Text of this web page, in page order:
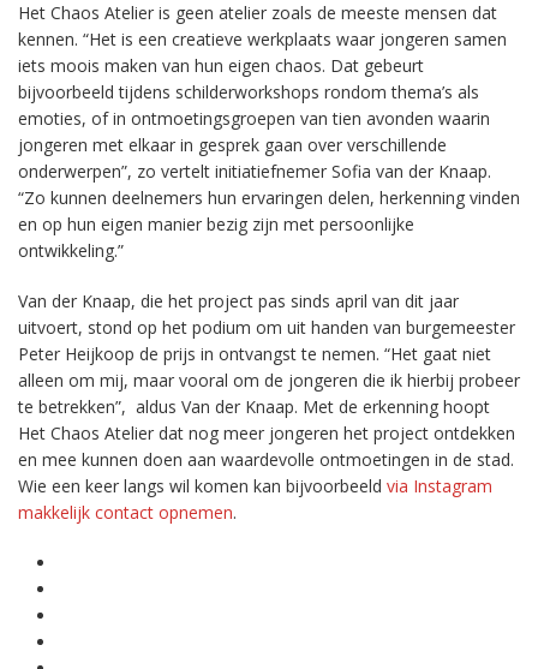
Het Chaos Atelier is geen atelier zoals de meeste mensen dat
kennen. “Het is een creatieve werkplaats waar jongeren samen
iets moois maken van hun eigen chaos. Dat gebeurt
bijvoorbeeld tijdens schilderworkshops rondom thema’s als
emoties, of in ontmoetingsgroepen van tien avonden waarin
jongeren met elkaar in gesprek gaan over verschillende
onderwerpen”, zo vertelt initiatiefnemer Sofia van der Knaap.
“Zo kunnen deelnemers hun ervaringen delen, herkenning vinden
en op hun eigen manier bezig zijn met persoonlijke
ontwikkeling.”
Van der Knaap, die het project pas sinds april van dit jaar
uitvoert, stond op het podium om uit handen van burgemeester
Peter Heijkoop de prijs in ontvangst te nemen. “Het gaat niet
alleen om mij, maar vooral om de jongeren die ik hierbij probeer
te betrekken”, aldus Van der Knaap. Met de erkenning hoopt
Het Chaos Atelier dat nog meer jongeren het project ontdekken
en mee kunnen doen aan waardevolle ontmoetingen in de stad.
Wie een keer langs wil komen kan bijvoorbeeld via Instagram
makkelijk contact opnemen.